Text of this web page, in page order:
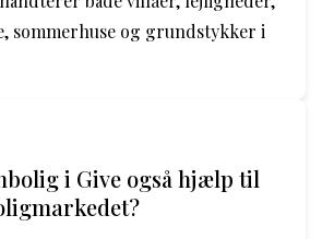
sommerhuse og grundstykker i
i Give også hjælp til